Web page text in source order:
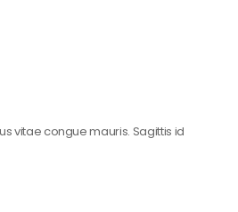
vitae congue mauris. Sagittis id